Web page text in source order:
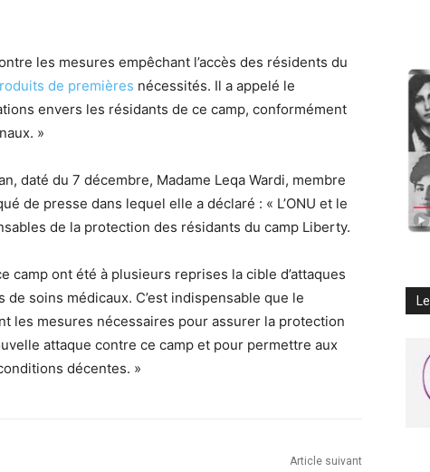
les mesures empêchant l’accès des résidents du
de premières nécessités. Il a appelé le
envers les résidants de ce camp, conformément
»
daté du 7 décembre, Madame Leqa Wardi, membre
de presse dans lequel elle a déclaré : « L’ONU et le
de la protection des résidants du camp Liberty.
camp ont été à plusieurs reprises la cible d’attaques
soins médicaux. C’est indispensable que le
les mesures nécessaires pour assurer la protection
attaque contre ce camp et pour permettre aux
décentes. »
Article suivant